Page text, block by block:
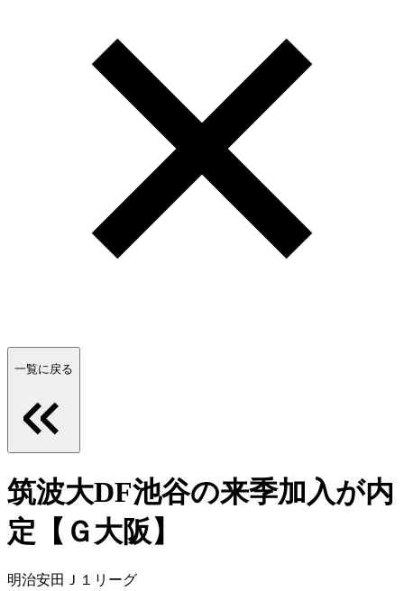
一覧に戻る
筑波大DF池谷の来季加入が内
定【Ｇ大阪】
明治安田Ｊ１リーグ